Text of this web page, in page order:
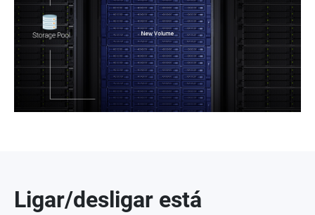
Ligar/desligar está